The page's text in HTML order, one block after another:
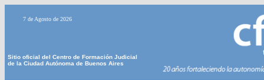
7 de Agosto de 2026
Sitio oficial del Centro de Formación Judicial
de la Ciudad Autónoma de Buenos Aires